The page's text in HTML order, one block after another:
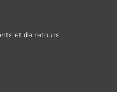
et de retours